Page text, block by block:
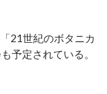
21世紀のボタニカ
予定されている。